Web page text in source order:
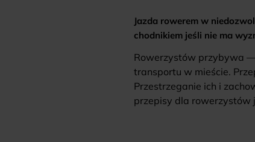
Jazda rowerem w
chodnikiem jeśli nie ma
Rowerzystów przybywa
transportu w mieście.
Przestrzeganie ich i
przepisy dla rowerzystów